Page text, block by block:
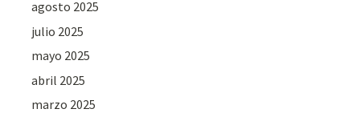
agosto 2025
julio 2025
mayo 2025
abril 2025
marzo 2025